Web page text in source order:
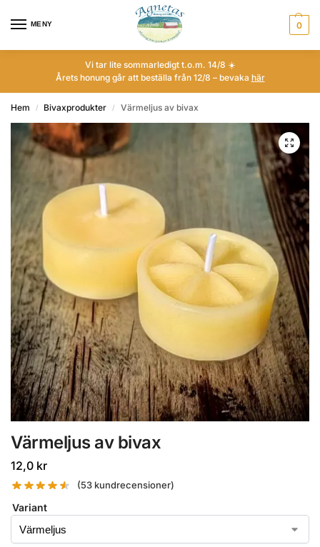
MENY 0
Vi tar lite sommarledigt t.o.m. 14/8 ☀️
Årets honung går att beställa från 12/8 – bevaka här
Hem / Bivaxprodukter / Värmeljus av bivax
Värmeljus av bivax
12,0 kr
(53 kundrecensioner)
Variant